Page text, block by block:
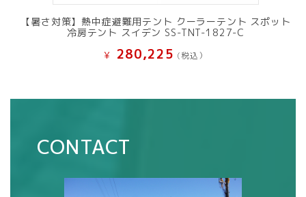
【暑さ対策】熱中症避難用テント クーラーテント スポット
冷房テント スイデン SS-TNT-1827-C
¥ 280,225 (税込）
CONTACT